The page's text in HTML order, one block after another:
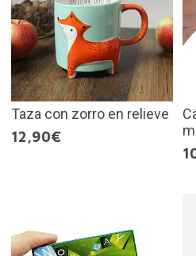
Taza con zorro en relieve
12,90€